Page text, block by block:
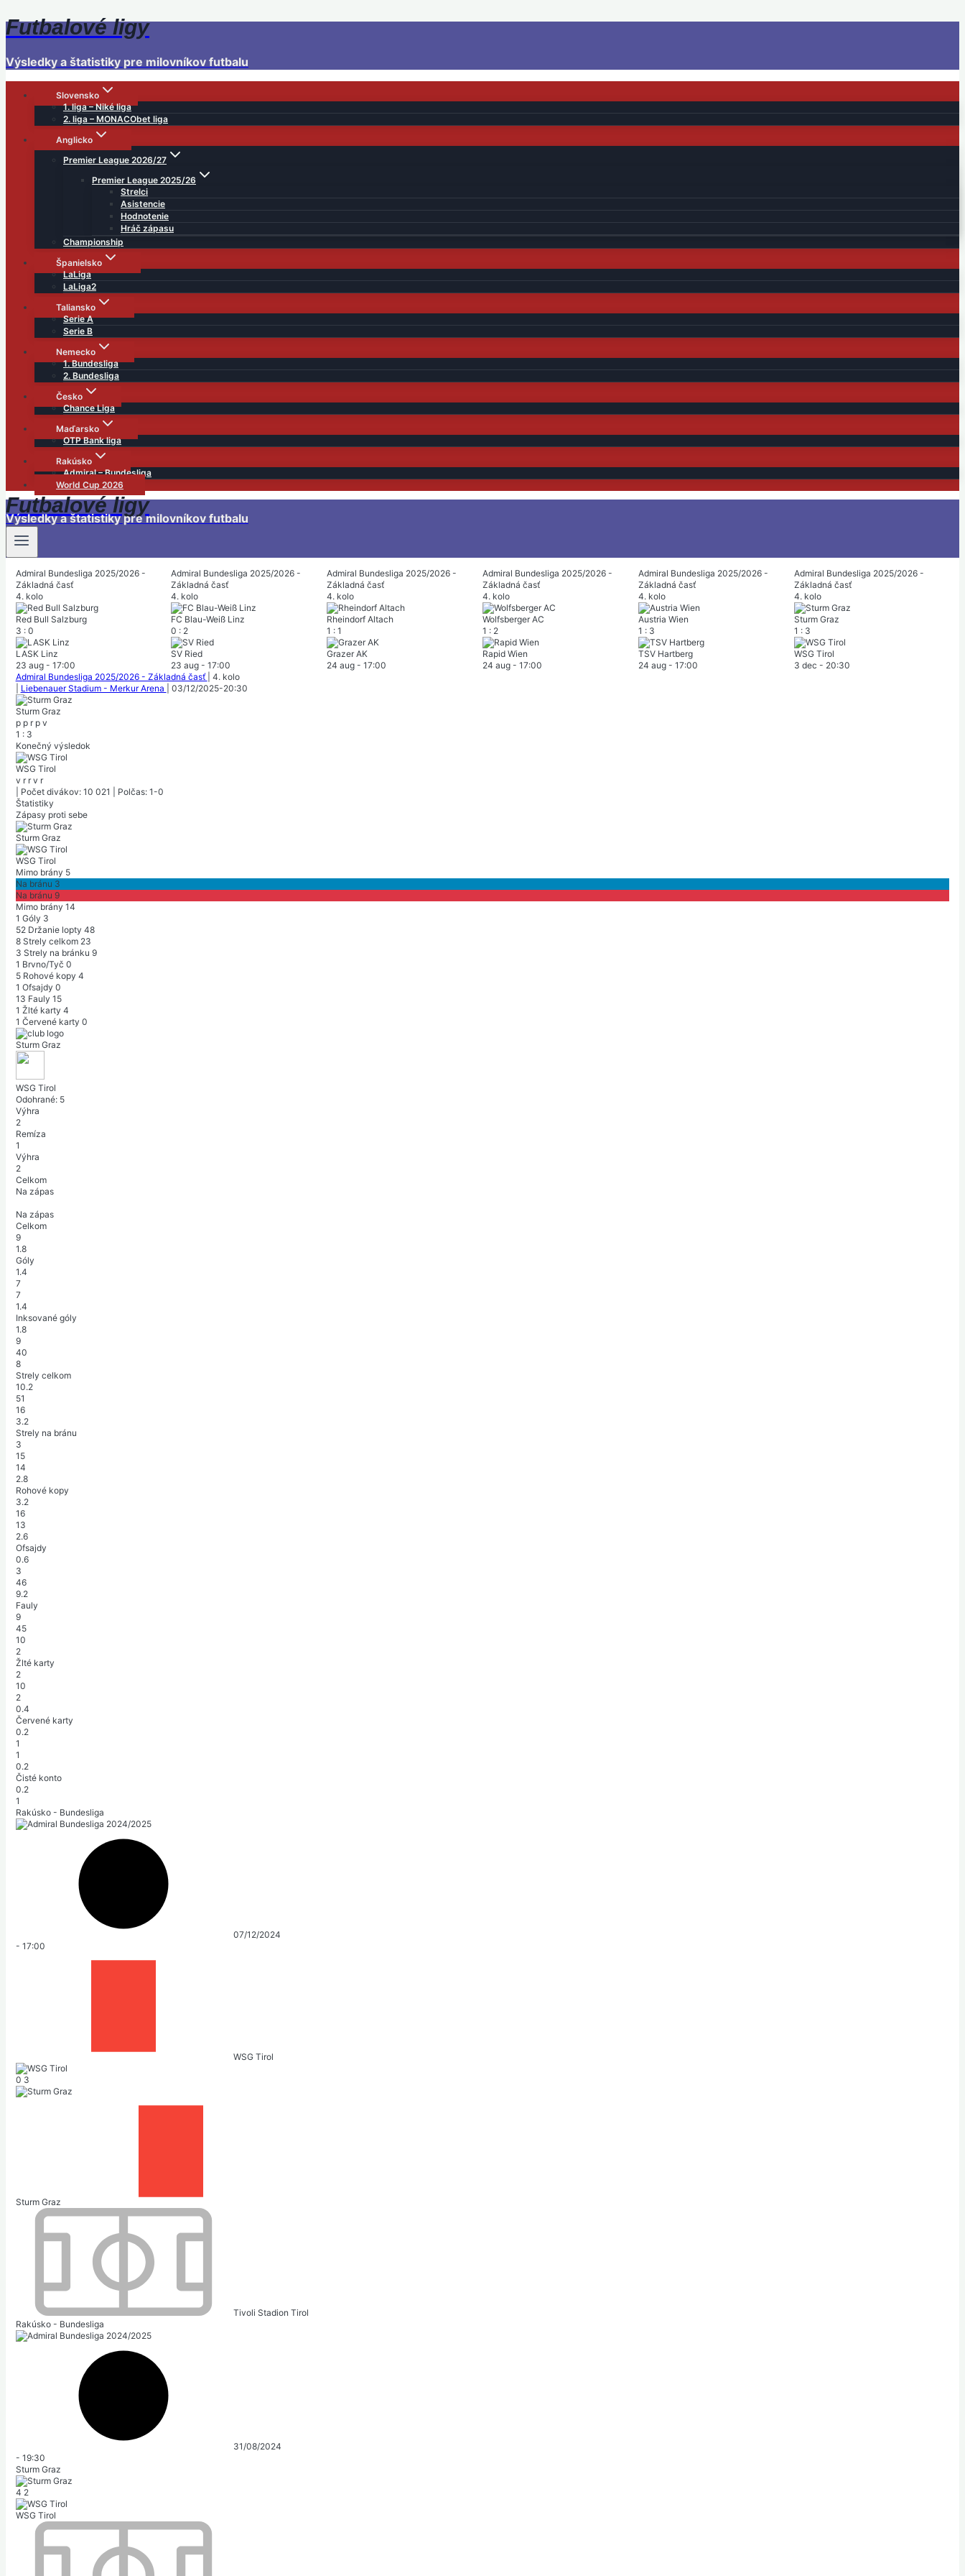
Skip
to
Futbalové ligy
Výsledky a štatistiky pre milovníkov futbalu
Slovensko
1. liga – Niké liga
2. liga – MONACObet liga
Anglicko
Premier League 2026/27
Premier League 2025/26
Strelci
Asistencie
Hodnotenie
Hráč zápasu
Championship
Španielsko
LaLiga
LaLiga2
Taliansko
Serie A
Serie B
Nemecko
1. Bundesliga
2. Bundesliga
Česko
Chance Liga
Maďarsko
OTP Bank liga
Rakúsko
Admiral – Bundesliga
World Cup 2026
Futbalové ligy
Výsledky a štatistiky pre milovníkov futbalu
Admiral Bundesliga 2025/2026 -
Základná časť
4. kolo
Red Bull Salzburg
3 : 0
LASK Linz
23 aug - 17:00
Admiral Bundesliga 2025/2026 -
Základná časť
4. kolo
FC Blau-Weiß Linz
0 : 2
SV Ried
23 aug - 17:00
Admiral Bundesliga 2025/2026 -
Základná časť
4. kolo
Rheindorf Altach
1 : 1
Grazer AK
24 aug - 17:00
Admiral Bundesliga 2025/2026 -
Základná časť
4. kolo
Wolfsberger AC
1 : 2
Rapid Wien
24 aug - 17:00
Admiral Bundesliga 2025/2026 -
Základná časť
4. kolo
Austria Wien
1 : 3
TSV Hartberg
24 aug - 17:00
Admiral Bundesliga 2025/2026 -
Základná časť
4. kolo
Sturm Graz
1 : 3
WSG Tirol
3 dec - 20:30
Admiral Bundesliga 2025/2026 - Základná časť
4. kolo
Liebenauer Stadium - Merkur Arena 03/12/2025-20:30
Sturm Graz
p p r p v
1 : 3
Konečný výsledok
WSG Tirol
v r r v r
Počet divákov: 10 021
Polčas: 1-0
Štatistiky
Zápasy proti sebe
Sturm Graz
WSG Tirol
Mimo brány 5
Na bránu 3
Na bránu 9
Mimo brány 14
1 Góly 3
52 Držanie lopty 48
8 Strely celkom 23
3 Strely na bránku 9
1 Brvno/Tyč 0
5 Rohové kopy 4
1 Ofsajdy 0
13 Fauly 15
1 Žlté karty 4
1 Červené karty 0
Sturm Graz
WSG Tirol
Odohrané: 5
Výhra
2
Remíza
1
Výhra
2
Celkom
Na zápas
Na zápas
Celkom
9
1.8
Góly
1.4
7
7
1.4
Inksované góly
1.8
9
40
8
Strely celkom
10.2
51
16
3.2
Strely na bránu
3
15
14
2.8
Rohové kopy
3.2
16
13
2.6
Ofsajdy
0.6
3
46
9.2
Fauly
9
45
10
2
Žlté karty
2
10
2
0.4
Červené karty
0.2
1
1
0.2
Čisté konto
0.2
1
Rakúsko - Bundesliga
07/12/2024
- 17:00
WSG Tirol
0 3
Sturm Graz
Tivoli Stadion Tirol
Rakúsko - Bundesliga
31/08/2024
- 19:30
Sturm Graz
4 2
WSG Tirol